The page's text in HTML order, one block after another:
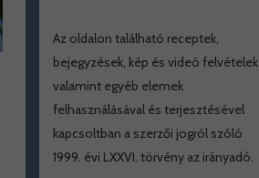
Az oldalon található receptek,
bejegyzések, kép és videó felvételek
valamint egyéb elemek
felhasználásával és terjesztésével
kapcsoltban a szerzői jogról szóló
1999. évi LXXVI. törvény az irányadó.